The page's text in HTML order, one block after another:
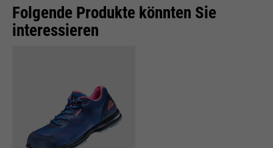
Folgende Produkte könnten Sie
interessieren